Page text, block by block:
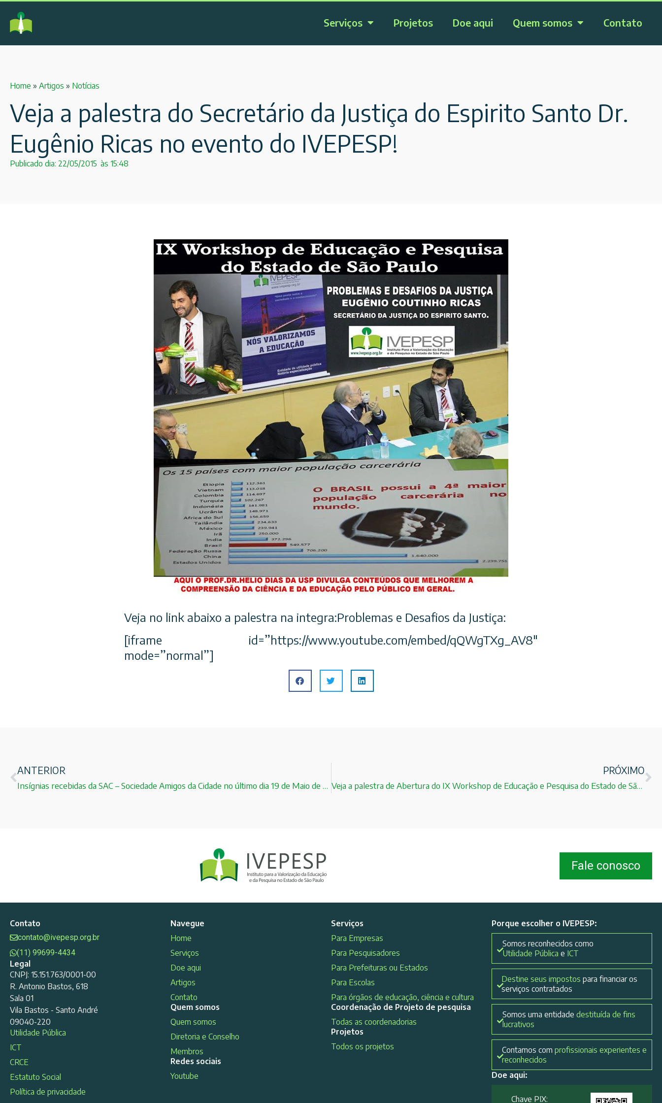
Serviços Projetos Doe aqui Quem somos Contato
Home » Artigos » Notícias
Veja a palestra do Secretário da Justiça do Espirito Santo Dr.
Eugênio Ricas no evento do IVEPESP!
Publicado dia: 22/05/2015 às 15:48
Veja no link abaixo a palestra na integra:Problemas e Desafios da Justiça:
[iframe id=”https://www.youtube.com/embed/qQWgTXg_AV8″
mode=”normal”]
ANTERIOR
Insígnias recebidas da SAC – Sociedade Amigos da Cidade no último dia 19 de Maio de 2015!
PRÓXIMO
Veja a palestra de Abertura do IX Workshop de Educação e Pesquisa do Estado de São Paulo!
Fale conosco
Contato
contato@ivepesp.org.br
(11) 99699-4434
Legal
CNPJ: 15.151.763/0001-00
R. Antonio Bastos, 618
Sala 01
Vila Bastos - Santo André
09040-220
Utilidade Pública
ICT
CRCE
Estatuto Social
Política de privacidade
Navegue
Home
Serviços
Doe aqui
Artigos
Contato
Quem somos
Quem somos
Diretoria e Conselho
Membros
Redes sociais
Youtube
Serviços
Para Empresas
Para Pesquisadores
Para Prefeituras ou Estados
Para Escolas
Para órgãos de educação, ciência e cultura
Coordenação de Projeto de pesquisa
Todas as coordenadorias
Projetos
Todos os projetos
Porque escolher o IVEPESP:
Somos reconhecidos como
Utilidade Pública e ICT
Destine seus impostos para financiar os
serviços contratados
Somos uma entidadedestituída de fins
lucrativos
Contamos com profissionais experientes e
reconhecidos
Doe aqui:
Chave PIX: